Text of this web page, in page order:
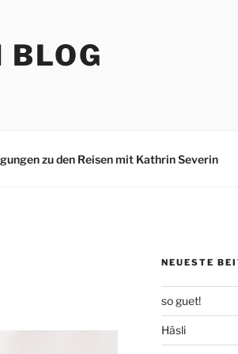
BLOG
zu den Reisen mit Kathrin Severin
NEUESTE
so guet!
Häsli